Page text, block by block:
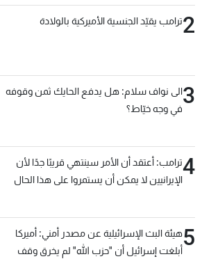
2ترامب يقيّد الجنسية الأميركية بالولادة
3الى نواف سلام: هل يدفع الحايك ثمن وقوفه
في وجه خيّاط؟
4ترامب: أعتقد أن الأمر سينتهي قريبًا جدًا لأن
الإيرانيين لا يمكن أن يستمروا على هذا الحال
5هيئة البث الإسرائيلية عن مصدر أمني: أميركا
أبلغت إسرائيل أن "حزب الله" لم يخرق وقف